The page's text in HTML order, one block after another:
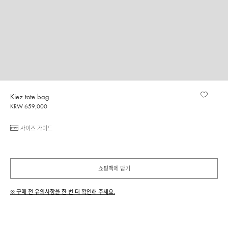
Kiez tote bag
KRW 659,000
사이즈 가이드
쇼핑백에 담기
※ 구매 전 유의사항을 한 번 더 확인해 주세요.